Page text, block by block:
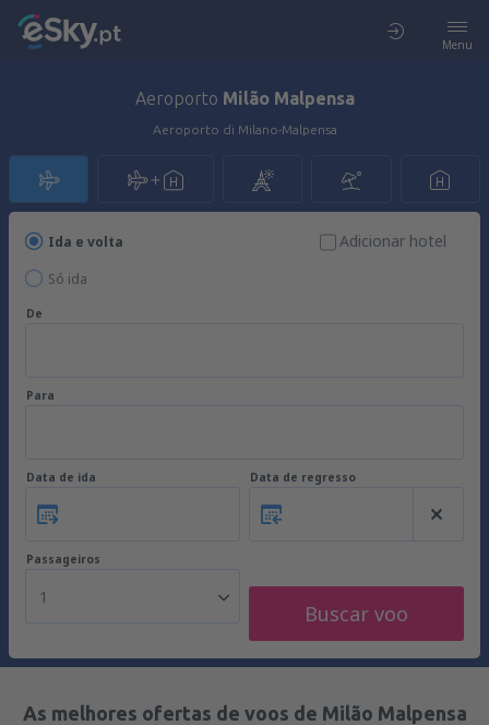
Menu
Aeroporto Milão Malpensa
Aeroporto di Milano-Malpensa
Ida e volta
Só ida
Adicionar hotel
De
Para
Data de ida Data de regresso
Passageiros
1
Buscar voo
As melhores ofertas de voos de Milão Malpensa